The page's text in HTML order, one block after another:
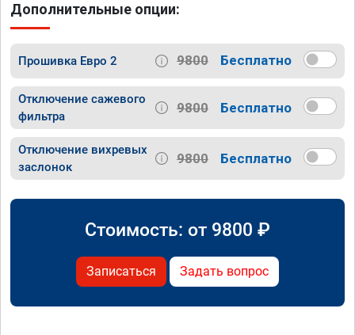
Дополнительные опции:
Прошивка Евро 2 9800 Бесплатно
Отключение сажевого
фильтра
9800 Бесплатно
Отключение вихревых
заслонок
9800 Бесплатно
Стоимость: от 9800 ₽
Записаться Задать вопрос